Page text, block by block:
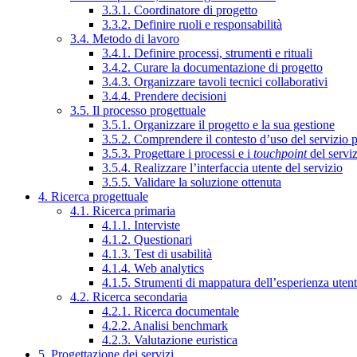
3.3.1. Coordinatore di progetto
3.3.2. Definire ruoli e responsabilità
3.4. Metodo di lavoro
3.4.1. Definire processi, strumenti e rituali
3.4.2. Curare la documentazione di progetto
3.4.3. Organizzare tavoli tecnici collaborativi
3.4.4. Prendere decisioni
3.5. Il processo progettuale
3.5.1. Organizzare il progetto e la sua gestione
3.5.2. Comprendere il contesto d’uso del servizio
3.5.3. Progettare i processi e i touchpointdel
3.5.4. Realizzare l’interfaccia utente del servizio
3.5.5. Validare la soluzione ottenuta
4. Ricerca progettuale
4.1. Ricerca primaria
4.1.1. Interviste
4.1.2. Questionari
4.1.3. Test di usabilità
4.1.4. Web analytics
4.1.5. Strumenti di mappatura dell’esperienza
4.2. Ricerca secondaria
4.2.1. Ricerca documentale
4.2.2. Analisi benchmark
4.2.3. Valutazione euristica
5. Progettazione dei servizi